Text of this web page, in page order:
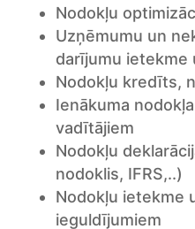
Nodokļu
Uzņēmumu un
darījumu ietekme
Nodokļu kredīts,
Ienākuma
vadītājiem
Nodokļu
nodoklis, IFRS,..)
Nodokļu ietekme
ieguldījumiem